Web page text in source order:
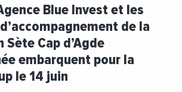
#Gigamed
#Incubateur
#SeteAgglopoleMediterranee
Blue Invest et les
de la
Cap d’Agde
embarquent pour la
le 14 juin